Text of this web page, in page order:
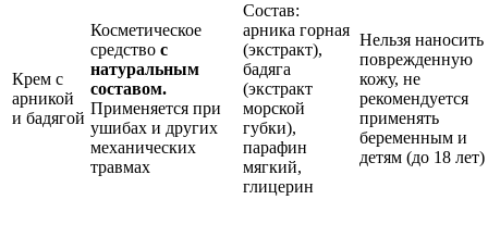
Крем с
арникой
и бадягой
Косметическое
средство с
натуральным
составом.
Применяется при
ушибах и других
механических
травмах
Состав:
арника горная
(экстракт),
бадяга
(экстракт
морской
губки),
парафин
мягкий,
глицерин
Нельзя наносить
поврежденную
кожу, не
рекомендуется
применять
беременным и
детям (до 18 лет)